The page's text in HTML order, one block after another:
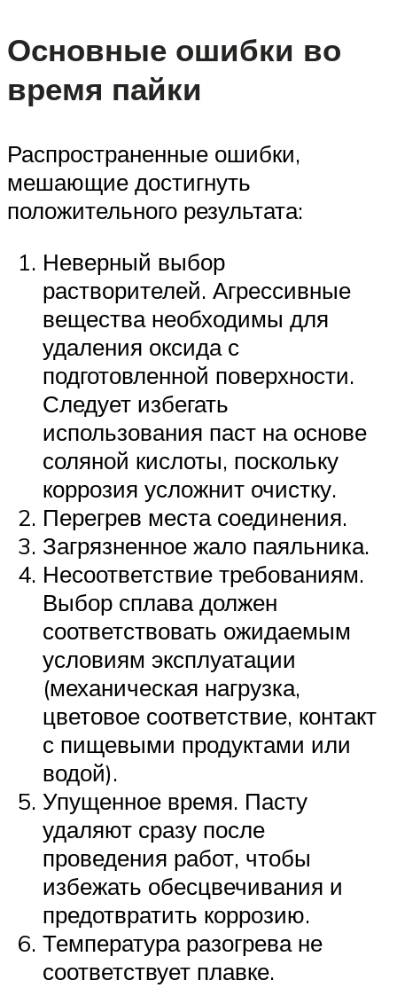
Основные ошибки во
время пайки
Распространенные ошибки,
мешающие достигнуть
положительного результата:
Неверный выбор
растворителей. Агрессивные
вещества необходимы для
удаления оксида с
подготовленной поверхности.
Следует избегать
использования паст на основе
соляной кислоты, поскольку
коррозия усложнит очистку.
Перегрев места соединения.
Загрязненное жало паяльника.
Несоответствие требованиям.
Выбор сплава должен
соответствовать ожидаемым
условиям эксплуатации
(механическая нагрузка,
цветовое соответствие, контакт
с пищевыми продуктами или
водой).
Упущенное время. Пасту
удаляют сразу после
проведения работ, чтобы
избежать обесцвечивания и
предотвратить коррозию.
Температура разогрева не
соответствует плавке.